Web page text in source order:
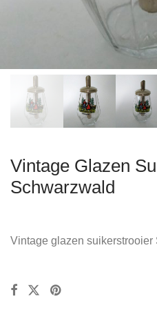
Vintage Glazen
Schwarzwald
Vintage glazen suikerstrooier